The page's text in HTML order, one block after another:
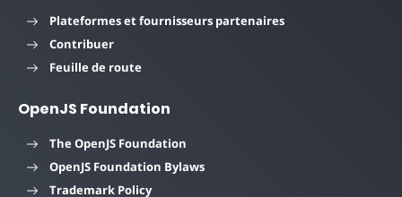
Plateformes et fournisseurs partenaires
Contribuer
Feuille de route
OpenJS Foundation
The OpenJS Foundation
OpenJS Foundation Bylaws
Trademark Policy